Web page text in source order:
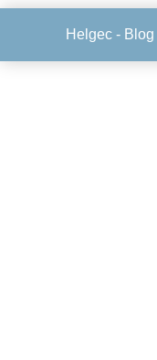
Helgec - Blog